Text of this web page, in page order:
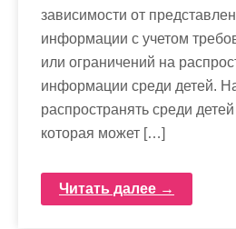
зависимости от
информации с учетом
или ограничений на
информации среди детей.
распространять среди
которая может […]
Читать далее →